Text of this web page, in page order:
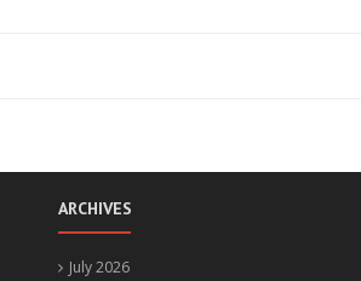
ARCHIVES
July 2026